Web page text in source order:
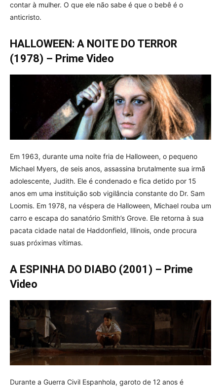
contar à mulher. O que ele não sabe é que o bebê é o
anticristo.
HALLOWEEN: A NOITE DO TERROR
(1978) – Prime Video
Em 1963, durante uma noite fria de Halloween, o pequeno
Michael Myers, de seis anos, assassina brutalmente sua irmã
adolescente, Judith. Ele é condenado e fica detido por 15
anos em uma instituição sob vigilância constante do Dr. Sam
Loomis. Em 1978, na véspera de Halloween, Michael rouba um
carro e escapa do sanatório Smith’s Grove. Ele retorna à sua
pacata cidade natal de Haddonfield, Illinois, onde procura
suas próximas vítimas.
A ESPINHA DO DIABO (2001) – Prime
Video
Durante a Guerra Civil Espanhola, garoto de 12 anos é